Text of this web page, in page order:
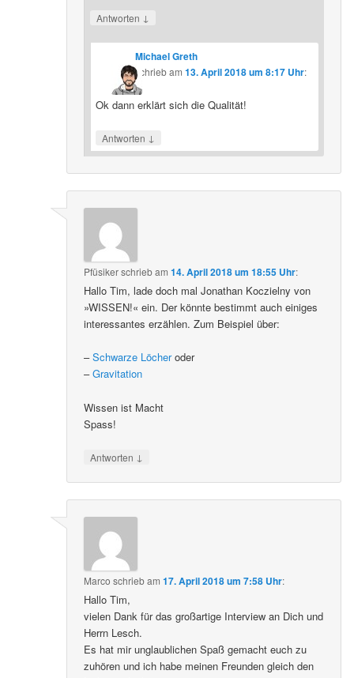
Antworten ↓
Michael Greth
schriebam13. April 2018 um 8:17 Uhr:
Ok dann erklärt sich die Qualität!
Antworten ↓
Pfüsikerschriebam14. April 2018 um 18:55 Uhr:
Hallo Tim, lade doch mal Jonathan Koczielny von
»WISSEN!« ein. Der könnte bestimmt auch einiges
interessantes erzählen. Zum Beispiel über:
–Schwarze Löcheroder
–Gravitation
Wissen ist Macht
Spass!
Antworten ↓
Marco schriebam17. April 2018 um 7:58 Uhr:
Hallo Tim,
vielen Dank für das großartige Interview an Dich und
Herrn Lesch.
Es hat mir unglaublichen Spaß gemacht euch zu
zuhören und ich habe meinen Freunden gleich den